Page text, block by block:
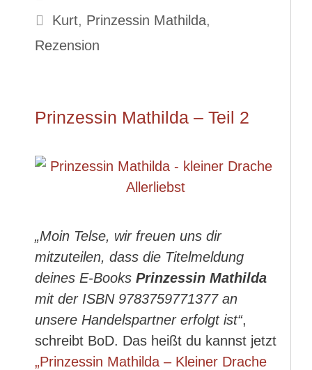
Schlagwörter
Kurt, Prinzessin Mathilda,
Rezension
Prinzessin Mathilda – Teil 2
„Moin Telse, wir freuen uns dir
mitzuteilen, dass die Titelmeldung
deines E-Books Prinzessin Mathilda
mit der ISBN 9783759771377 an
unsere Handelspartner erfolgt ist“,
schreibt BoD. Das heißt du kannst jetzt
„Prinzessin Mathilda – Kleiner Drache